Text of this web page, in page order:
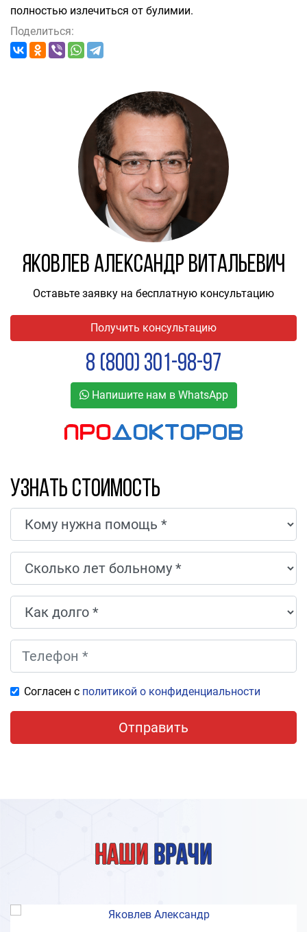
полностью излечиться от булимии.
Поделиться:
Яковлев Александр Витальевич
Оставьте заявку на бесплатную консультацию
Получить консультацию
8 (800) 301-98-97
Напишите нам в WhatsApp
Узнать стоимость
Согласен с политикой о конфиденциальности
Отправить
Наши врачи